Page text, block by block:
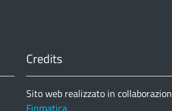
Credits
Sito web realizzato in
Finmatica